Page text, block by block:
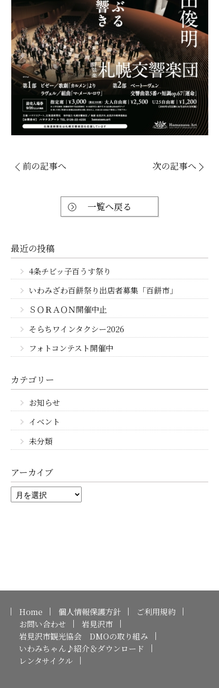
前の記事へ 次の記事へ
一覧へ戻る
最近の投稿
4条チビッ子百うす祭り
いわみざわ百餅祭り出店者募集「百餅市」
ＳＯＲＡＯＮ開催中止
そらちワインタクシー2026
フォトコンテスト開催中
カテゴリー
お知らせ
イベント
未分類
アーカイブ
Home 個人情報保護方針
ご利用規約
お問い合わせ
岩見沢市
岩見沢市観光協会 DMOの取り組み
いわみちゃん♪紹介＆ダウンロード
レンタサイクル